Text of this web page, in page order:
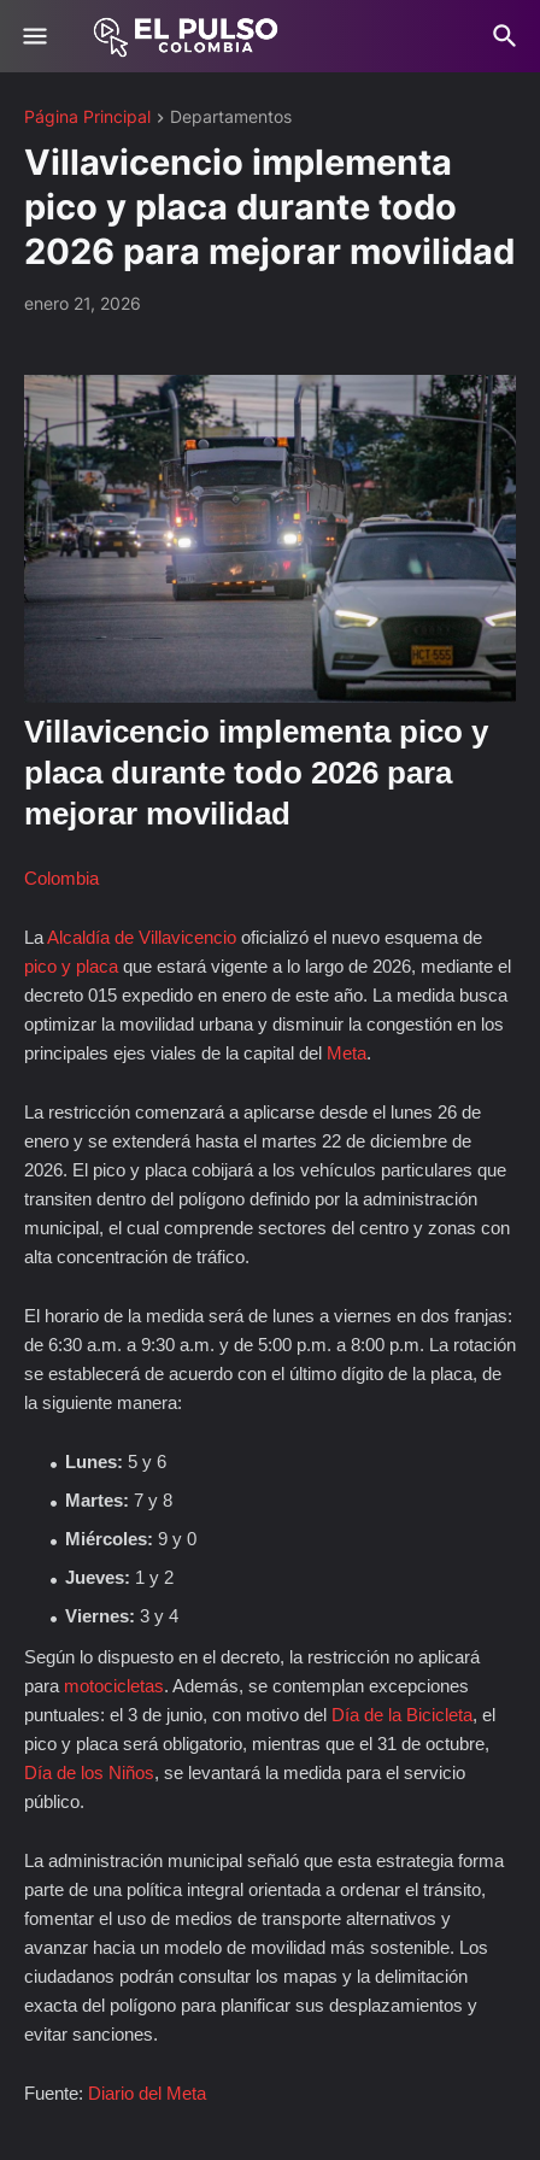
Página Principal Departamentos
Villavicencio implementa
pico y placa durante todo
2026 para mejorar movilidad
enero 21, 2026
Villavicencio implementa pico y
placa durante todo 2026 para
mejorar movilidad
Colombia
LaAlcaldía de Villavicencio oficializó el nuevo esquema de
pico y placa que estará vigente a lo largo de 2026, mediante el
decreto 015 expedido en enero de este año. La medida busca
optimizar la movilidad urbana y disminuir la congestión en los
principales ejes viales de la capital del Meta.
La restricción comenzará a aplicarse desde el lunes 26 de
enero y se extenderá hasta el martes 22 de diciembre de
2026. El pico y placa cobijará a los vehículos particulares que
transiten dentro del polígono definido por la administración
municipal, el cual comprende sectores del centro y zonas con
alta concentración de tráfico.
El horario de la medida será de lunes a viernes en dos franjas:
de 6:30 a.m. a 9:30 a.m. y de 5:00 p.m. a 8:00 p.m. La rotación
se establecerá de acuerdo con el último dígito de la placa, de
la siguiente manera:
Lunes: 5 y 6
Martes: 7 y 8
Miércoles: 9 y 0
Jueves: 1 y 2
Viernes: 3 y 4
Según lo dispuesto en el decreto, la restricción no aplicará
para motocicletas. Además, se contemplan excepciones
puntuales: el 3 de junio, con motivo del Día de la Bicicleta, el
pico y placa será obligatorio, mientras que el 31 de octubre,
Día de los Niños, se levantará la medida para el servicio
público.
La administración municipal señaló que esta estrategia forma
parte de una política integral orientada a ordenar el tránsito,
fomentar el uso de medios de transporte alternativos y
avanzar hacia un modelo de movilidad más sostenible. Los
ciudadanos podrán consultar los mapas y la delimitación
exacta del polígono para planificar sus desplazamientos y
evitar sanciones.
Fuente: Diario del Meta